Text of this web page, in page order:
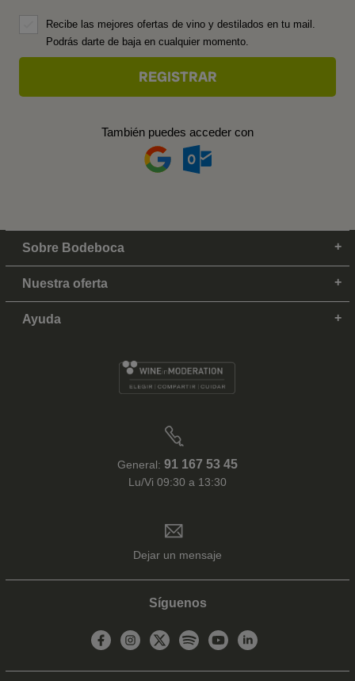
Recibe las mejores ofertas de vino y destilados en tu mail.
Podrás darte de baja en cualquier momento.
También puedes acceder con
Sobre Bodeboca
Nuestra oferta
Ayuda
General: 91 167 53 45
Lu/Vi 09:30 a 13:30
Dejar un mensaje
Síguenos